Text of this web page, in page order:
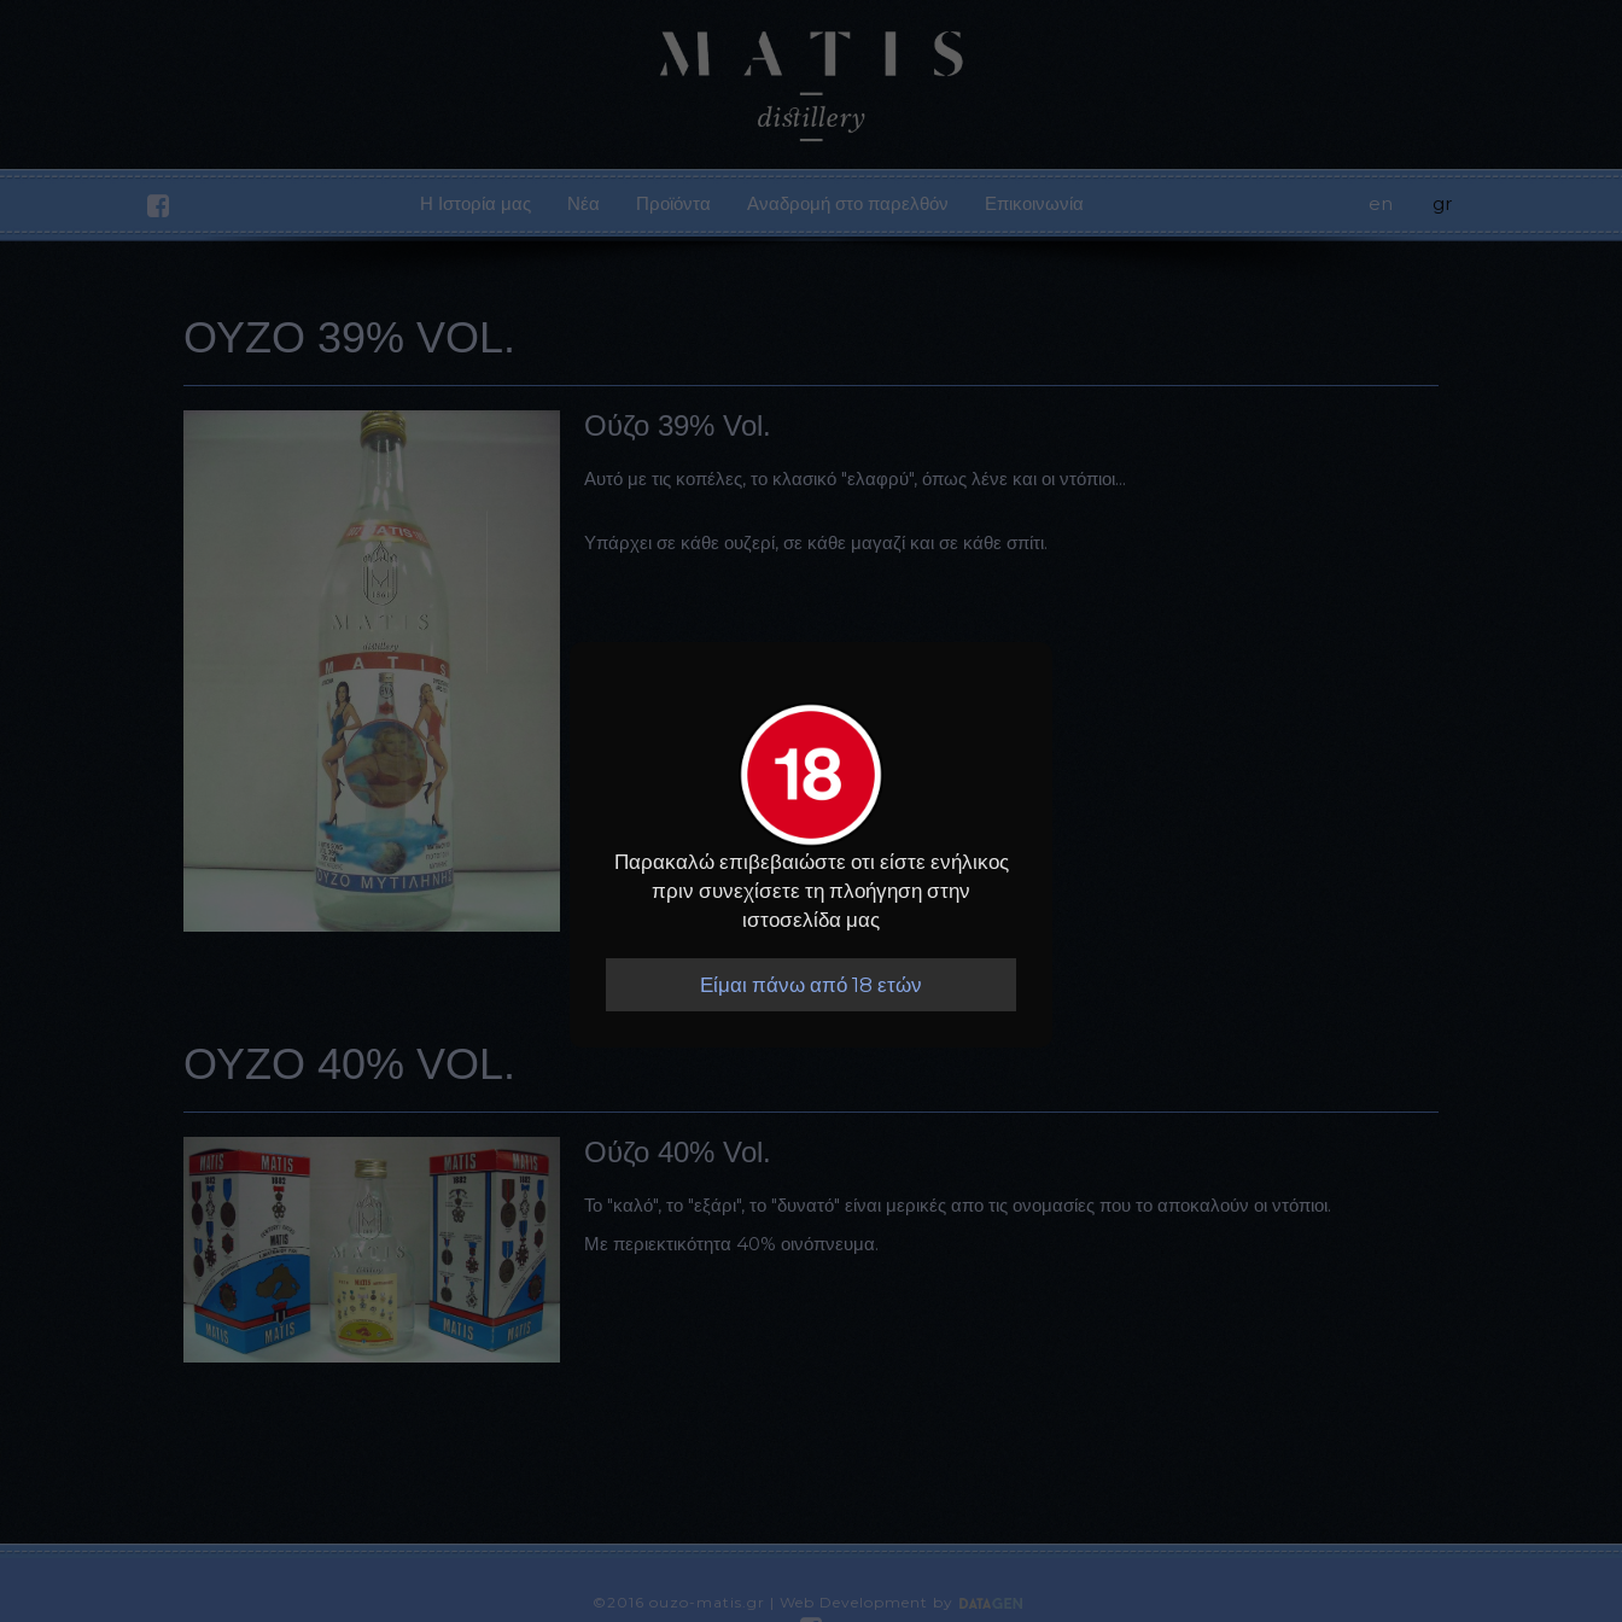
Παρακαλώ επιβεβαιώστε οτι είστε ενήλικος
πριν συνεχίσετε τη πλοήγηση στην
ιστοσελίδα μας
Είμαι πάνω από 18 ετών
Η Ιστορία μας Νέα Προϊόντα Αναδρομή στο παρελθόν Επικοινωνία en gr
ΟΥΖΟ 39% VOL.
Ούζο 39% Vol.
Αυτό με τις κοπέλες, το κλασικό "ελαφρύ", όπως λένε και οι ντόπιοι...
Υπάρχει σε κάθε ουζερί, σε κάθε μαγαζί και σε κάθε σπίτι.
ΟΥΖO 40% VOL.
Ούζο 40% Vol.
Το "καλό", το "εξάρι", το "δυνατό" είναι μερικές απο τις ονομασίες που το αποκαλούν οι ντόπιοι.
Με περιεκτικότητα 40% οινόπνευμα.
©2016 ouzo-matis.gr | Web Development by